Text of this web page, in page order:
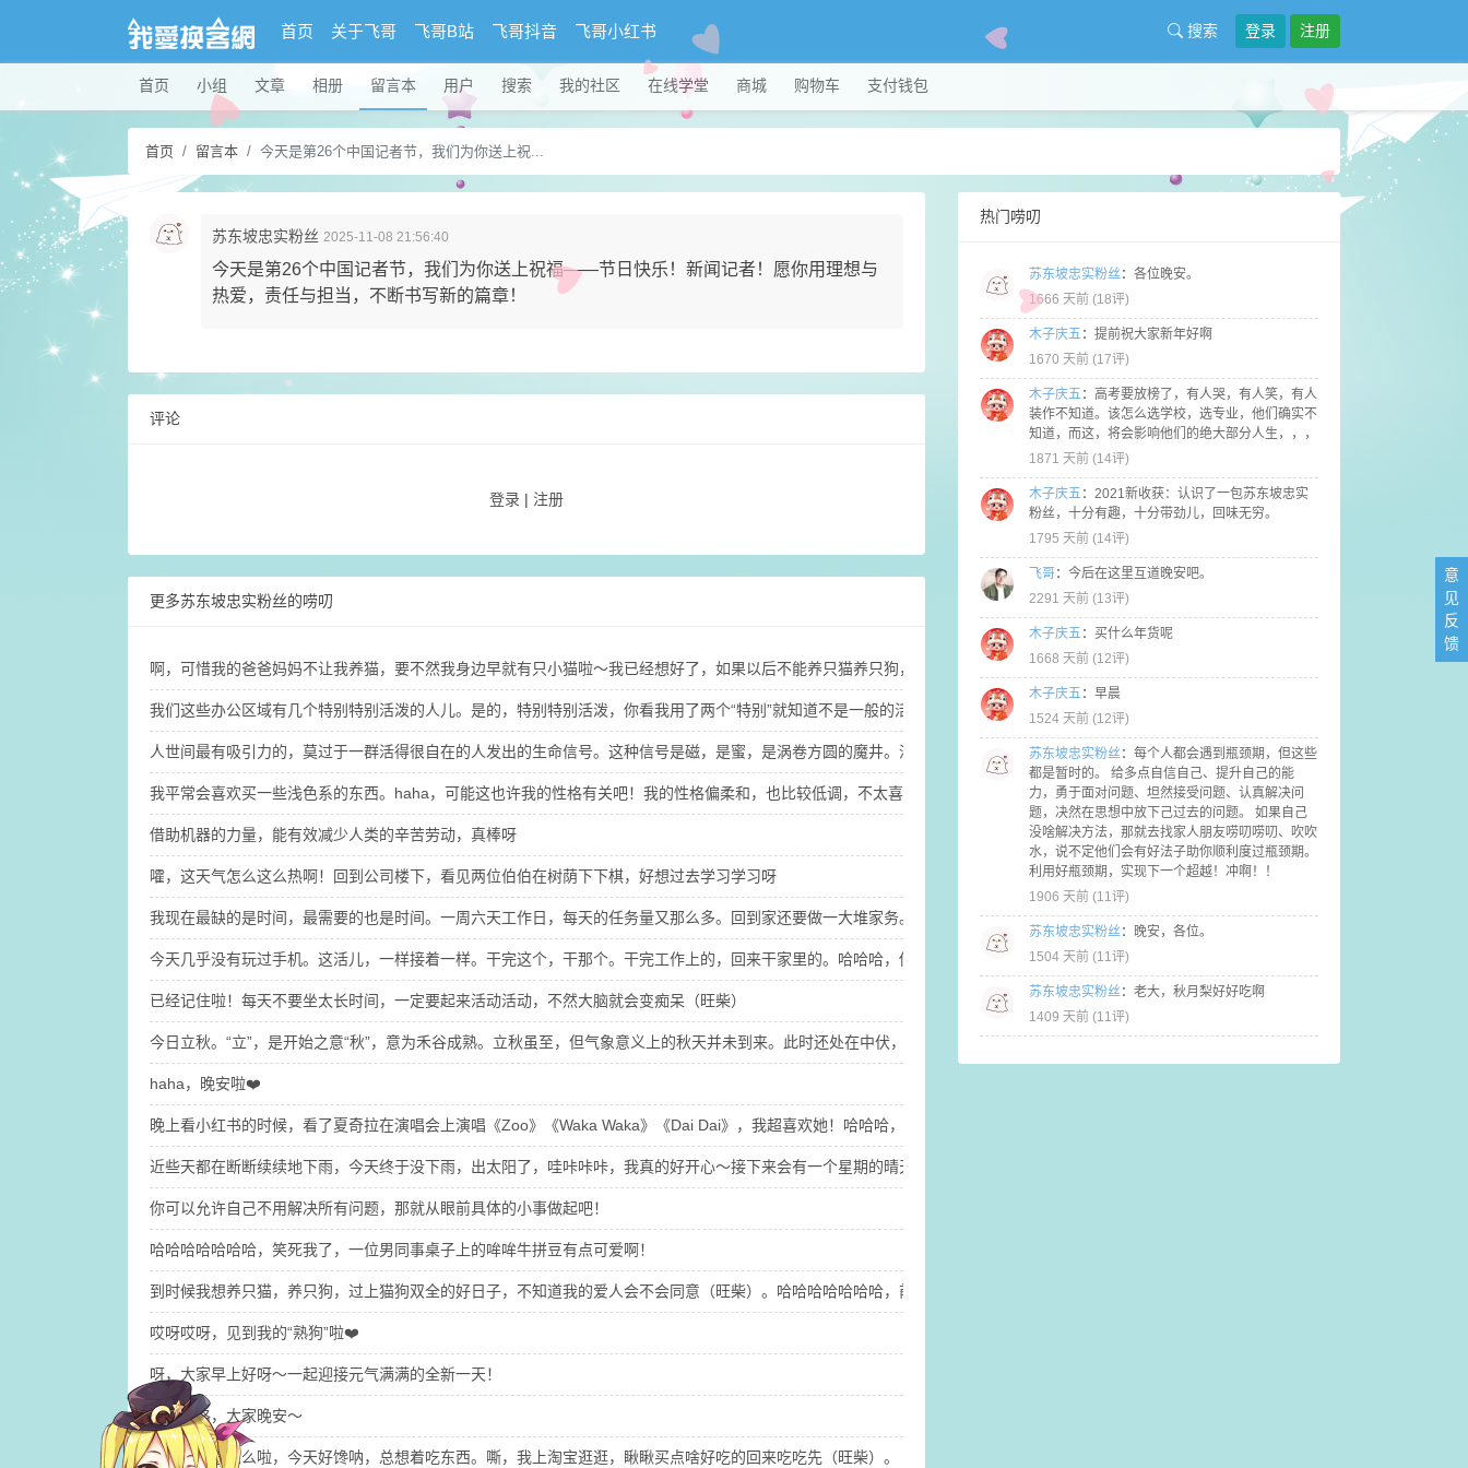
首页 关于飞哥 飞哥B站 飞哥抖音 飞哥小红书 搜索 登录 注册
首页 小组 文章 相册 留言本 用户 搜索 我的社区 在线学堂 商城 购物车 支付钱包
首页 留言本 今天是第26个中国记者节，我们为你送上祝...
苏东坡忠实粉丝 2025-11-08 21:56:40
今天是第26个中国记者节，我们为你送上祝福——节日快乐！新闻记者！愿你用理想与
热爱，责任与担当，不断书写新的篇章！
评论
登录 | 注册
更多苏东坡忠实粉丝的唠叨
啊，可惜我的爸爸妈妈不让我养猫，要不然我身边早就有只小猫啦～我已经想好了，如果以后不能养只猫养只狗，那至少也要养只猫，最低要求了，不能再降啦！每天回到家都有只毛茸茸的
我们这些办公区域有几个特别特别活泼的人儿。是的，特别特别活泼，你看我用了两个“特别”就知道不是一般的活泼啦（旺柴）。他们的话很密，而且讲出来的话很搞笑，哈哈哈哈哈哈哈哈哈
人世间最有吸引力的，莫过于一群活得很自在的人发出的生命信号。这种信号是磁，是蜜，是涡卷方圆的魔井。没有一个人能够摆脱这种涡卷。——余秋雨
​我平常会喜欢买一些浅色系的东西。haha，可能这也许我的性格有关吧！我的性格偏柔和，也比较低调，不太喜欢过于张扬的东西。
借助机器的力量，能有效减少人类的辛苦劳动，真棒呀
嚯，这天气怎么这么热啊！回到公司楼下，看见两位伯伯在树荫下下棋，好想过去学习学习呀
我现在最缺的是时间，最需要的也是时间。​一周六天工作日，每天的任务量又那么多。回到家还要做一大堆家务。其实留给我的个人时间非常非常少。我要把握住自己能够利用的所有个人时间
今天几乎没有玩过手机。这活儿，一样接着一样。干完这个，干那个。干完工作上的，回来干家里的。哈哈哈，你看，我怎么有停过嘛？
已经记住啦！每天不要坐太长时间，一定要起来活动活动，不然大脑就会变痴呆（旺柴）
今日立秋。“立”，是开始之意“秋”，意为禾谷成熟。立秋虽至，但气象意义上的秋天并未到来。此时还处在中伏，暑气一时难消。晌午的阳光依然热辣，因此有民谚说“立秋反比大暑热，中午
haha，晚安啦❤️
晚上看小红书的时候，看了夏奇拉在演唱会上演唱《Zoo》《Waka Waka》《Dai Dai》，我超喜欢她！哈哈哈，我很少追星的，她是我为数不多喜欢的明星。妈呀，我好喜欢她，哈哈哈哈哈
近些天都在断断续续地下雨，今天终于没下雨，出太阳了，哇咔咔咔，我真的好开心～接下来会有一个星期的晴天或多云，我得趁着这个时机洗洗床被铺和公仔。要不然过了这一个星期，又会断
你可以允许自己不用解决所有问题，那就​从眼前具体的小事做起吧！
哈哈哈哈哈哈哈，笑死我了，一位男同事桌子上的哞哞牛拼豆有点可爱啊！
到时候我想养只猫，养只狗，过上猫狗双全的好日子，不知道我的爱人会不会同意（旺柴）。哈哈哈哈哈哈哈，前提是我得有个男人！那就到时候再说吧～
哎呀哎呀，见到我的“熟狗”啦❤️
呀，大家早上好呀～一起迎接元气满满的全新一天！
睡觉去咯，大家晚安～
我也不知道怎么啦，今天好馋呐，总想着吃东西。嘶，我上淘宝逛逛，瞅瞅买点啥好吃的回来吃吃先（旺柴）。
热门唠叨
苏东坡忠实粉丝 ： 各位晚安。
1666 天前 (18评)
木子庆五 ： 提前祝大家新年好啊
1670 天前 (17评)
木子庆五 ： 高考要放榜了，有人哭，有人笑，有人
装作不知道。该怎么选学校，选专业，他们确实不
知道，而这，将会影响他们的绝大部分人生，，，
1871 天前 (14评)
木子庆五 ： 2021新收获：认识了一包苏东坡忠实
粉丝，十分有趣，十分带劲儿，回味无穷。
1795 天前 (14评)
飞哥： 今后在这里互道晚安吧。
2291 天前 (13评)
木子庆五 ： 买什么年货呢
1668 天前 (12评)
木子庆五 ： 早晨
1524 天前 (12评)
苏东坡忠实粉丝 ： 每个人都会遇到瓶颈期，但这些
都是暂时的。 给多点自信自己、提升自己的能
力，勇于面对问题、坦然接受问题、认真解决问
题，决然在思想中放下己过去的问题。 如果自己
没啥解决方法，那就去找家人朋友唠叨唠叨、吹吹
水，说不定他们会有好法子助你顺利度过瓶颈期。
利用好瓶颈期，实现下一个超越！冲啊！！
1906 天前 (11评)
苏东坡忠实粉丝 ： 晚安，各位。
1504 天前 (11评)
苏东坡忠实粉丝 ： 老大，秋月梨好好吃啊
1409 天前 (11评)
意
见
反
馈